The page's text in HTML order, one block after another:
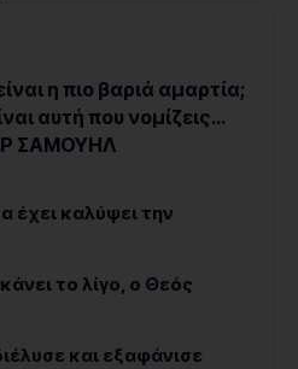
η πιο βαριά αμαρτία;
αυτή που νομίζεις…
ΣΑΜΟΥΗΛ
έχει καλύψει την
το λίγο, ο Θεός
και εξαφάνισε